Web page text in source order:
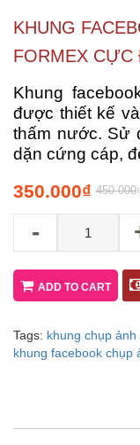
KHUNG
FORMEX CỰC
Khung
được thiết kế
thấm nước. Sử
dặn cứng cáp,
450.000
₫
350.000
-
ADD TO CART
Tags: khung chụp
khung facebook chụp